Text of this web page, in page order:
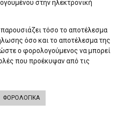
στην ηλεκτρονική
παρουσιάζει τόσο το αποτέλεσμα
όσο και το αποτέλεσμα της
ο φορολογούμενος να μπορεί
που προέκυψαν από τις
ΦΟΡΟΛΟΓΙΚΑ